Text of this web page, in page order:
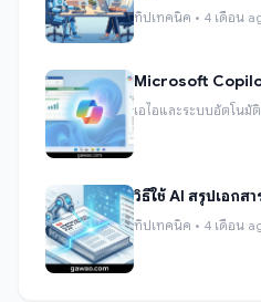
ทิปเทคนิค • 4 เดือน
Microsoft
เอไอและระบบอัตโนมั
วิธีใช้ AI สรุปเอกสา
ทิปเทคนิค • 4 เดือน